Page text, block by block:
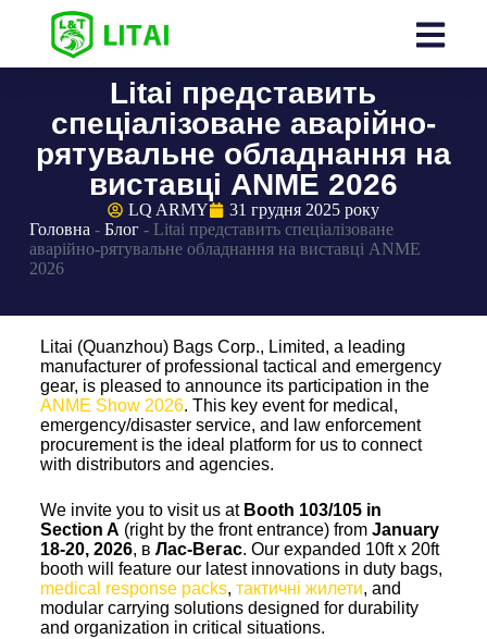
Litai представить
спеціалізоване аварійно-
рятувальне обладнання на
виставці ANME 2026
LQ ARMY
31 грудня 2025 року
Головна - Блог- Litai представить спеціалізоване
аварійно-рятувальне обладнання на виставці ANME
2026
Litai (Quanzhou) Bags Corp., Limited, a leading
manufacturer of professional tactical and emergency
gear, is pleased to announce its participation in the
ANME Show 2026. This key event for medical,
emergency/disaster service, and law enforcement
procurement is the ideal platform for us to connect
with distributors and agencies.
We invite you to visit us at Booth 103/105 in
Section A (right by the front entrance) from January
18-20, 2026, в Лас-Вегас. Our expanded 10ft x 20ft
booth will feature our latest innovations in duty bags,
medical response packs, тактичні жилети, and
modular carrying solutions designed for durability
and organization in critical situations.